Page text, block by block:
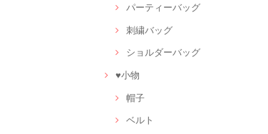
パーティーバッグ
刺繍バッグ
ショルダーバッグ
♥小物
帽子
ベルト